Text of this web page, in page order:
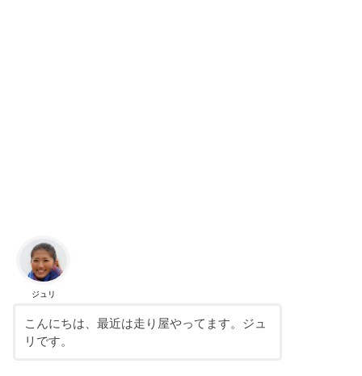
ジュリ
こんにちは、最近は走り屋やってます。ジュ
リです。